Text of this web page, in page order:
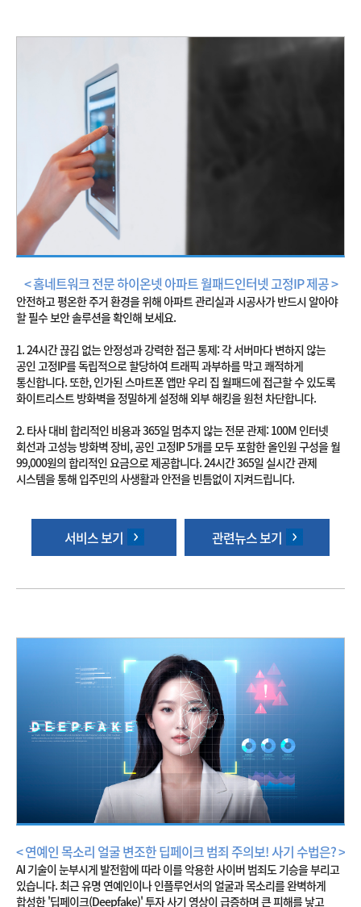
< 홈네트워크 전문 하이온넷 아파트 월패드인터넷 고정IP 제공 >
안전하고 평온한 주거 환경을 위해 아파트 관리실과 시공사가 반드시 알아야
할 필수 보안 솔루션을 확인해 보세요.
1. 24시간 끊김 없는 안정성과 강력한 접근 통제: 각 서버마다 변하지 않는
공인 고정IP를 독립적으로 할당하여 트래픽 과부하를 막고 쾌적하게
통신합니다. 또한, 인가된 스마트폰 앱만 우리 집 월패드에 접근할 수 있도록
화이트리스트 방화벽을 정밀하게 설정해 외부 해킹을 원천 차단합니다.
2. 타사 대비 합리적인 비용과 365일 멈추지 않는 전문 관제: 100M 인터넷
회선과 고성능 방화벽 장비, 공인 고정IP 5개를 모두 포함한 올인원 구성을 월
99,000원의 합리적인 요금으로 제공합니다. 24시간 365일 실시간 관제
시스템을 통해 입주민의 사생활과 안전을 빈틈없이 지켜드립니다.
서비스 보기 관련뉴스 보기
< 연예인 목소리 얼굴 변조한 딥페이크 범죄 주의보! 사기 수법은? >
AI 기술이 눈부시게 발전함에 따라 이를 악용한 사이버 범죄도 기승을 부리고
있습니다. 최근 유명 연예인이나 인플루언서의 얼굴과 목소리를 완벽하게
합성한 '딥페이크(Deepfake)' 투자 사기 영상이 급증하며 큰 피해를 낳고